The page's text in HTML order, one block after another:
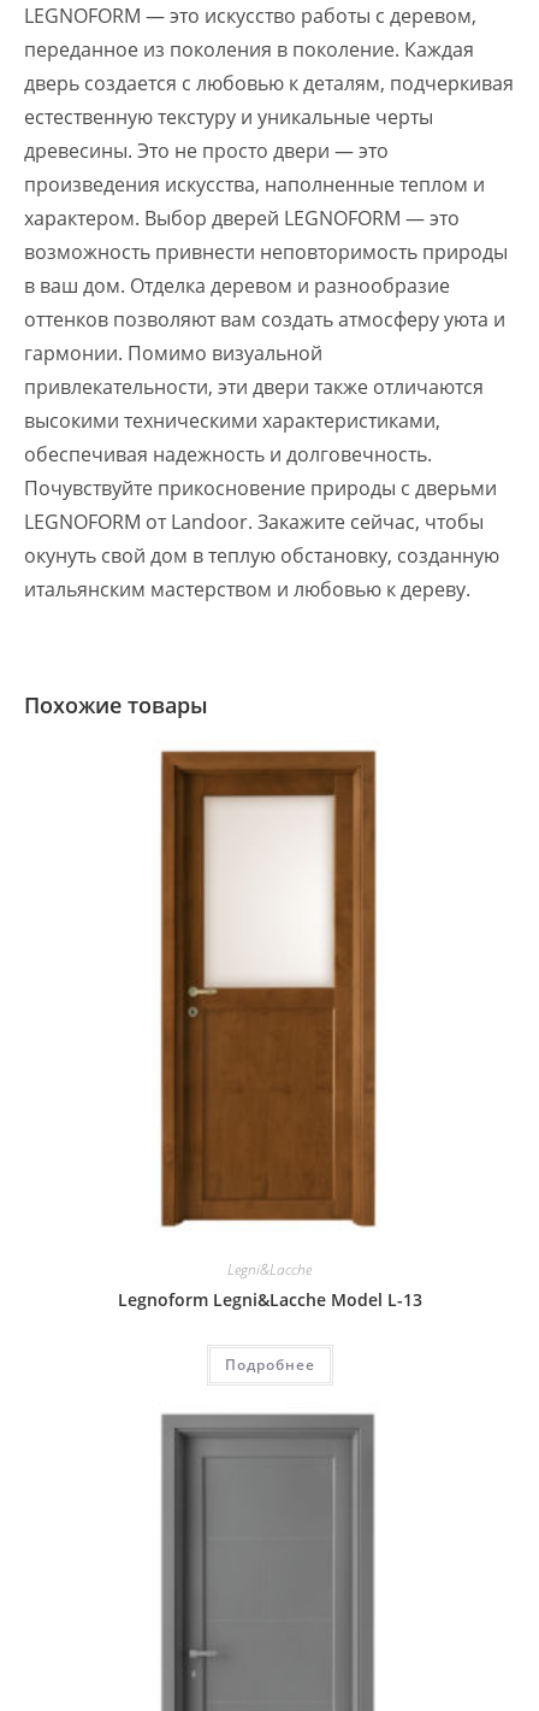
LEGNOFORM — это искусство работы с деревом,
переданное из поколения в поколение. Каждая
дверь создается с любовью к деталям, подчеркивая
естественную текстуру и уникальные черты
древесины. Это не просто двери — это
произведения искусства, наполненные теплом и
характером. Выбор дверей LEGNOFORM — это
возможность привнести неповторимость природы
в ваш дом. Отделка деревом и разнообразие
оттенков позволяют вам создать атмосферу уюта и
гармонии. Помимо визуальной
привлекательности, эти двери также отличаются
высокими техническими характеристиками,
обеспечивая надежность и долговечность.
Почувствуйте прикосновение природы с дверьми
LEGNOFORM от Landoor. Закажите сейчас, чтобы
окунуть свой дом в теплую обстановку, созданную
итальянским мастерством и любовью к дереву.
Похожие товары
Legni&Lacche
Legnoform Legni&Lacche Model L-13
Подробнее